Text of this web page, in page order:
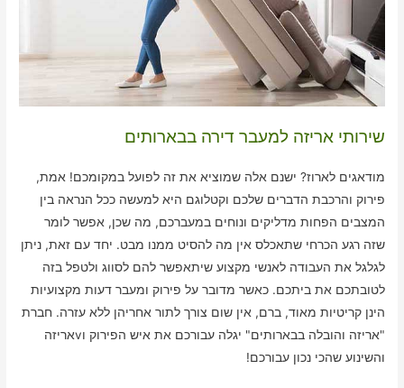
שירותי אריזה למעבר דירה בבארותים
מודאגים לארוז? ישנם אלה שמוציא את זה לפועל במקומכם! אמת,
פירוק והרכבת הדברים שלכם וקטלוגם היא למעשה ככל הנראה בין
המצבים הפחות מדליקים ונוחים במעברכם, מה שכן, אפשר לומר
שזה רגע הכרחי שתאכלס אין מה להסיט ממנו מבט. יחד עם זאת, ניתן
לגלגל את העבודה לאנשי מקצוע שיתאפשר להם לסווג ולטפל בזה
לטובתכם את ביתכם. כאשר מדובר על פירוק ומעבר דעות מקצועיות
הינן קריטיות מאוד, ברם, אין שום צורך לתור אחריהן ללא עזרה. חברת
"אריזה והובלה בבארותים" יגלה עבורכם את איש הפירוק וvאריזה
והשינוע שהכי נכון עבורכם!